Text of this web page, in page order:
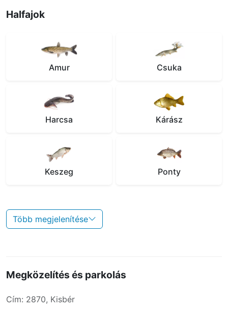
Halfajok
Amur Csuka
Harcsa Kárász
Keszeg Ponty
Több megjelenítése
Megközelítés és parkolás
Cím: 2870, Kisbér